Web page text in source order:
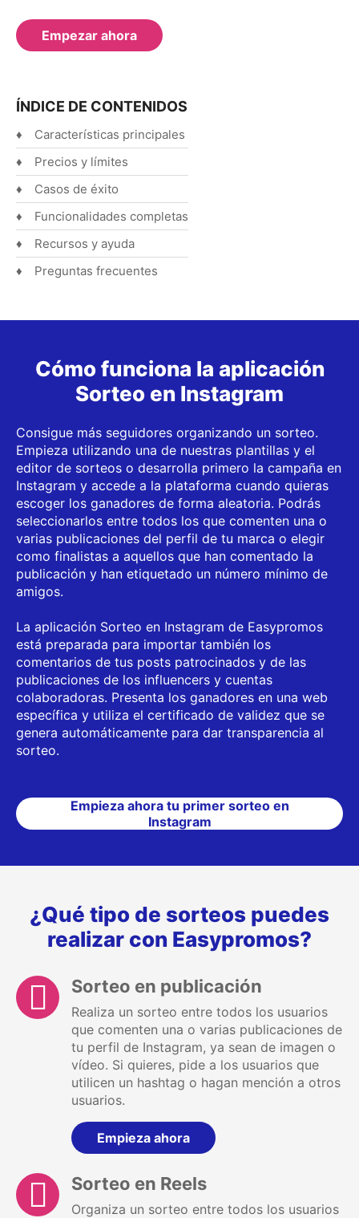
Empezar ahora
ÍNDICE DE CONTENIDOS
Características principales
Precios y límites
Casos de éxito
Funcionalidades completas
Recursos y ayuda
Preguntas frecuentes
Cómo funciona la aplicación
Sorteo en Instagram
Consigue más seguidores organizando un sorteo.
Empieza utilizando una de nuestras plantillas y el
editor de sorteos o desarrolla primero la campaña en
Instagram y accede a la plataforma cuando quieras
escoger los ganadores de forma aleatoria. Podrás
seleccionarlos entre todos los que comenten una o
varias publicaciones del perfil de tu marca o elegir
como finalistas a aquellos que han comentado la
publicación y han etiquetado un número mínimo de
amigos.
La aplicación Sorteo en Instagram de Easypromos
está preparada para importar también los
comentarios de tus posts patrocinados y de las
publicaciones de los influencers y cuentas
colaboradoras. Presenta los ganadores en una web
específica y utiliza el certificado de validez que se
genera automáticamente para dar transparencia al
sorteo.
Empieza ahora tu primer sorteo en
Instagram
¿Qué tipo de sorteos puedes
realizar con Easypromos?
Sorteo en publicación
Realiza un sorteo entre todos los usuarios
que comenten una o varias publicaciones de
tu perfil de Instagram, ya sean de imagen o
vídeo. Si quieres, pide a los usuarios que
utilicen un hashtag o hagan mención a otros
usuarios.
Empieza ahora
Sorteo en Reels
Organiza un sorteo entre todos los usuarios